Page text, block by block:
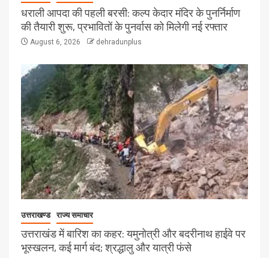
धराली आपदा की पहली बरसी: कल्प केदार मंदिर के पुनर्निर्माण
की तैयारी शुरू, प्रभावितों के पुनर्वास को मिलेगी नई रफ्तार
August 6, 2026 dehradunplus
उत्तराखण्ड राज्य समाचार
उत्तराखंड में बारिश का कहर: यमुनोत्री और बदरीनाथ हाईवे पर
भूस्खलन, कई मार्ग बंद; श्रद्धालु और यात्री फंसे